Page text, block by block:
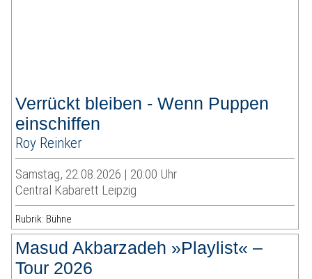
Verrückt bleiben - Wenn Puppen
einschiffen
Roy Reinker
Samstag, 22.08.2026 | 20:00 Uhr
Central Kabarett Leipzig
Rubrik: Bühne
Masud Akbarzadeh »Playlist« –
Tour 2026